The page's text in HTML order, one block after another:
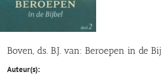
Boven, ds. B.J. van: Beroepen in de
Auteur(s):